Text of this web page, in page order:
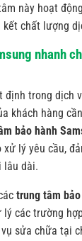
này hoạt
kết chất lượng
nhanh
định trong dịch
khách hàng
bảo hành
lý yêu cầu,
lâu dài.
trung tâm
các trường
sửa chữa tại